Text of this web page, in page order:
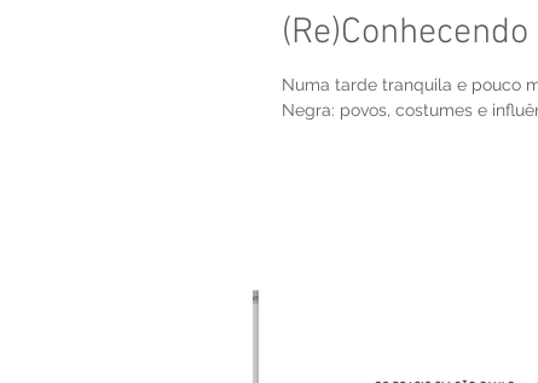
Numa tarde tranquila e pouco
Negra: povos, costumes e